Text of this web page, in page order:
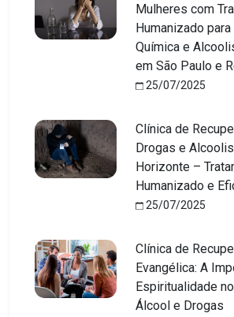
Mulheres com
Humanizado
Química e
em São Paulo e
25/07/2025
Clínica de
Drogas e
Horizonte –
Humanizado e
25/07/2025
Clínica de
Evangélica: A
Espiritualidade
Álcool e Drogas